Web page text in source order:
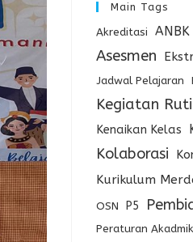
Main Tags
Akreditasi ANBK
Asesmen
Jadwal Pelajaran
Kegiatan
Kenaikan Kelas
Kolaborasi
Kurikulum
OSN P5
Peraturan Akadmik